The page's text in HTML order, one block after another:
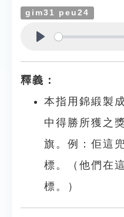
gim31 peu24
釋義：
本指用錦緞製
中得勝所獲之
旗。例：佢這
標。（他們在
標。）